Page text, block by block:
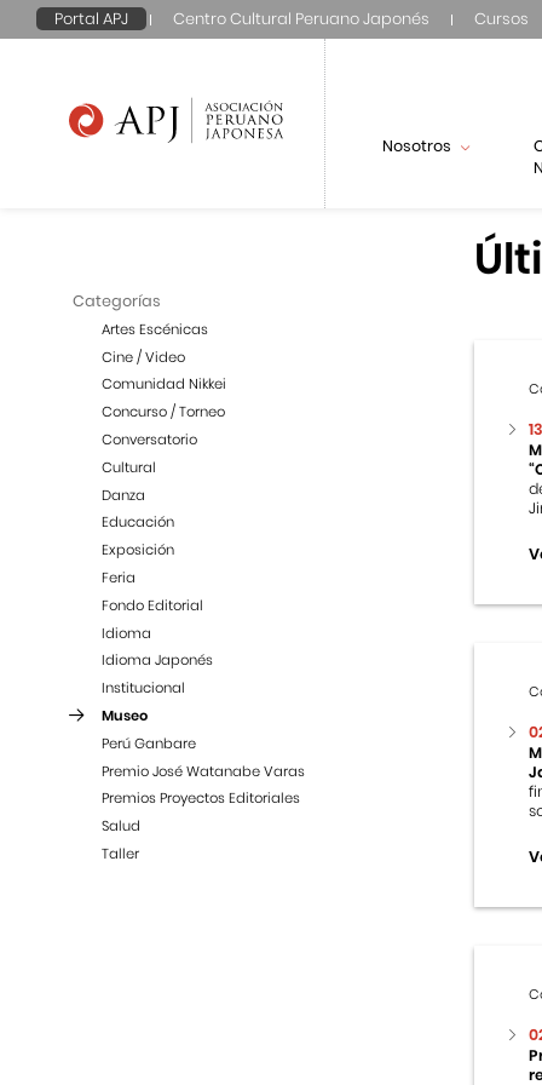
Portal APJ Centro Cultural Peruano Japonés Cursos
Nosotros
Categorías
Artes Escénicas
Cine / Video
Comunidad Nikkei
Concurso / Torneo
Conversatorio
Cultural
Danza
Educación
Exposición
Feria
Fondo Editorial
Idioma
Idioma Japonés
Institucional
Museo
Perú Ganbare
Premio José Watanabe Varas
Premios Proyectos Editoriales
Salud
Taller